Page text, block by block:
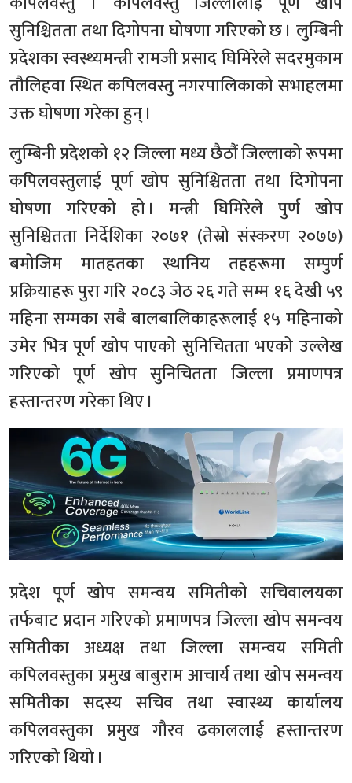
सुनिश्चितता तथा दिगोपना घोषणा गरिएको छ । लुम्बिनी
प्रदेशका स्वस्थ्यमन्त्री रामजी प्रसाद घिमिरेले सदरमुकाम
तौलिहवा स्थित कपिलवस्तु नगरपालिकाको सभाहलमा
उक्त घोषणा गरेका हुन् ।
लुम्बिनी प्रदेशको १२ जिल्ला मध्य छैठौं जिल्लाको रूपमा
कपिलवस्तुलाई पूर्ण खोप सुनिश्चितता तथा दिगोपना
घोषणा गरिएको हो । मन्त्री घिमिरेले पुर्ण खोप
सुनिश्चितता निर्देशिका २०७१ (तेस्रो संस्करण २०७७)
बमोजिम मातहतका स्थानिय तहहरूमा सम्पुर्ण
प्रक्रियाहरू पुरा गरि २०८३ जेठ २६ गते सम्म १६ देखी ५९
महिना सम्मका सबै बालबालिकाहरूलाई १५ महिनाको
उमेर भित्र पूर्ण खोप पाएको सुनिचितता भएको उल्लेख
गरिएको पूर्ण खोप सुनिचितता जिल्ला प्रमाणपत्र
हस्तान्तरण गरेका थिए ।
प्रदेश पूर्ण खोप समन्वय समितीको सचिवालयका
तर्फबाट प्रदान गरिएको प्रमाणपत्र जिल्ला खोप समन्वय
समितीका अध्यक्ष तथा जिल्ला समन्वय समिती
कपिलवस्तुका प्रमुख बाबुराम आचार्य तथा खोप समन्वय
समितीका सदस्य सचिव तथा स्वास्थ्य कार्यालय
कपिलवस्तुका प्रमुख गौरव ढकाललाई हस्तान्तरण
गरिएको थियो ।